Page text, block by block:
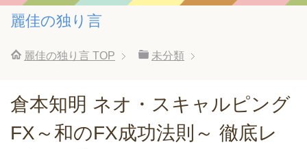
麗佳の独り言
麗佳の独り言 TOP 未分類
倉本知明 ネオ・スキャルピング
FX～和のFX成功法則～ 徹底レ